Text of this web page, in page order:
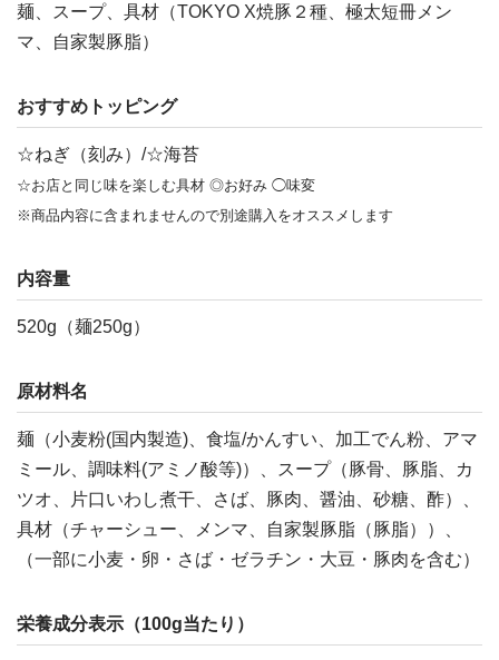
麺、スープ、具材（TOKYO X焼豚２種、極太短冊メン
マ、自家製豚脂）
おすすめトッピング
☆ねぎ（刻み）/☆海苔
☆お店と同じ味を楽しむ具材 ◎お好み ◯味変
※商品内容に含まれませんので別途購入をオススメします
内容量
520g（麺250g）
原材料名
麺（小麦粉(国内製造)、食塩/かんすい、加工でん粉、アマ
ミール、調味料(アミノ酸等)）、スープ（豚骨、豚脂、カ
ツオ、片口いわし煮干、さば、豚肉、醤油、砂糖、酢）、
具材（チャーシュー、メンマ、自家製豚脂（豚脂））、
（一部に小麦・卵・さば・ゼラチン・大豆・豚肉を含む）
栄養成分表示（100g当たり）